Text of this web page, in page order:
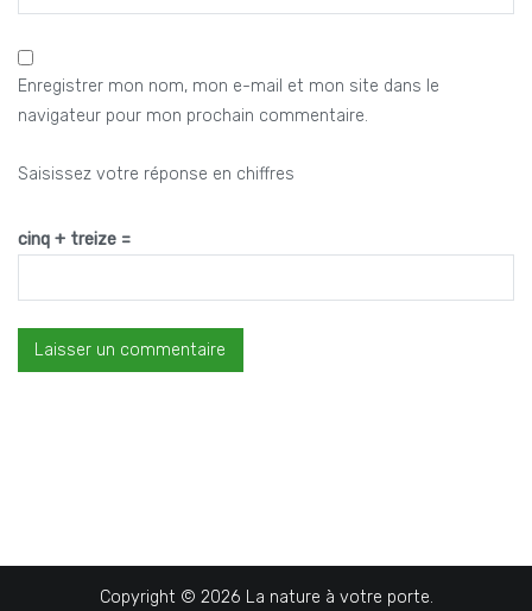
Enregistrer mon nom, mon e-mail et mon site dans le
navigateur pour mon prochain commentaire.
Saisissez votre réponse en chiffres
cinq + treize =
Copyright © 2026 La nature à votre porte.